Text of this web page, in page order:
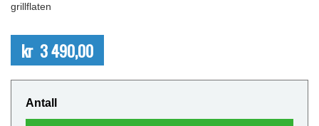
grillflaten
kr 3 490,00
Antall